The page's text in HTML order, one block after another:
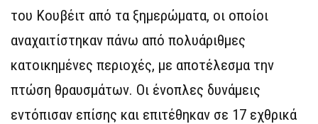
του Κουβέιτ από τα ξημερώματα, οι οποίοι
αναχαιτίστηκαν πάνω από πολυάριθμες
κατοικημένες περιοχές, με αποτέλεσμα την
πτώση θραυσμάτων. Οι ένοπλες δυνάμεις
εντόπισαν επίσης και επιτέθηκαν σε 17 εχθρικά